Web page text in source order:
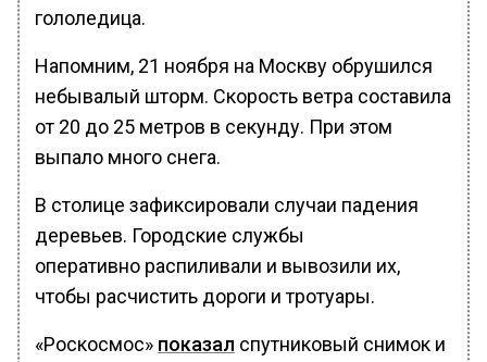
гололедица.
Напомним, 21 ноября на Москву обрушился
небывалый шторм. Скорость ветра составила
от 20 до 25 метров в секунду. При этом
выпало много снега.
В столице зафиксировали случаи падения
деревьев. Городские службы
оперативно распиливали и вывозили их,
чтобы расчистить дороги и тротуары.
«Роскосмос» показал спутниковый снимок и